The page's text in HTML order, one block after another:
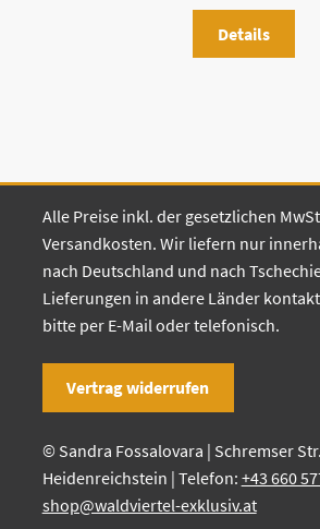
Details
Alle Preise inkl. der gesetzlichen
Versandkosten. Wir liefern nur
nach Deutschland und nach
Lieferungen in andere Länder
bitte per E-Mail oder telefonisch.
Vertrag widerrufen
© Sandra Fossalovara | Schremser
Heidenreichstein | Telefon: +43 660
shop@waldviertel-exklusiv.at